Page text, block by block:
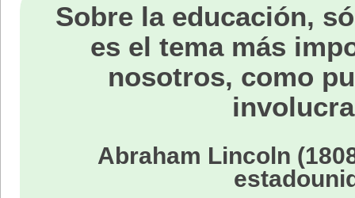
Sobre la educación,
es el tema más
nosotros, como
Abraham Lincoln